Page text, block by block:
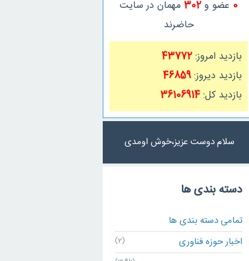
0 عضو و302مهمان در سایت
حاضرند
بازدید امروز:43772
بازدید دیروز:46859
بازدید کل:36106914
سلام دوست عزیز،خوش اومدی
دسته بندی ها
تمامی دسته بندی ها
اخبار حوزه فناوری
(2)